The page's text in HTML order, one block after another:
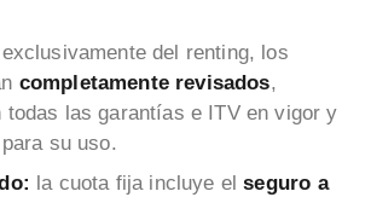
del renting, los
completamente revisados,
todas las garantías e ITV en vigor y
su uso.
la cuota fija incluye elseguro a